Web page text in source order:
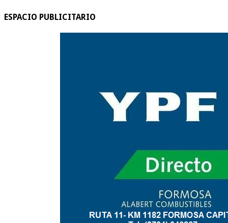
ESPACIO PUBLICITARIO